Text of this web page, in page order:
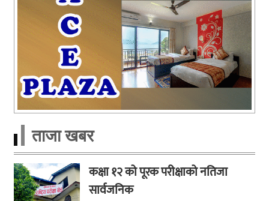
ताजा खबर
कक्षा १२ को पूरक परीक्षाको नतिजा
सार्वजनिक